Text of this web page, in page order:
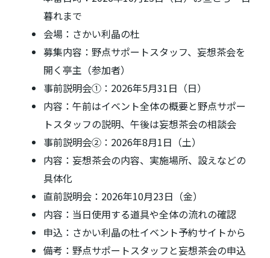
暮れまで
会場：さかい利晶の杜
募集内容：野点サポートスタッフ、妄想茶会を
開く亭主（参加者）
事前説明会①：2026年5月31日（日）
内容：午前はイベント全体の概要と野点サポー
トスタッフの説明、午後は妄想茶会の相談会
事前説明会②：2026年8月1日（土）
内容：妄想茶会の内容、実施場所、設えなどの
具体化
直前説明会：2026年10月23日（金）
内容：当日使用する道具や全体の流れの確認
申込：さかい利晶の杜イベント予約サイトから
備考：野点サポートスタッフと妄想茶会の申込